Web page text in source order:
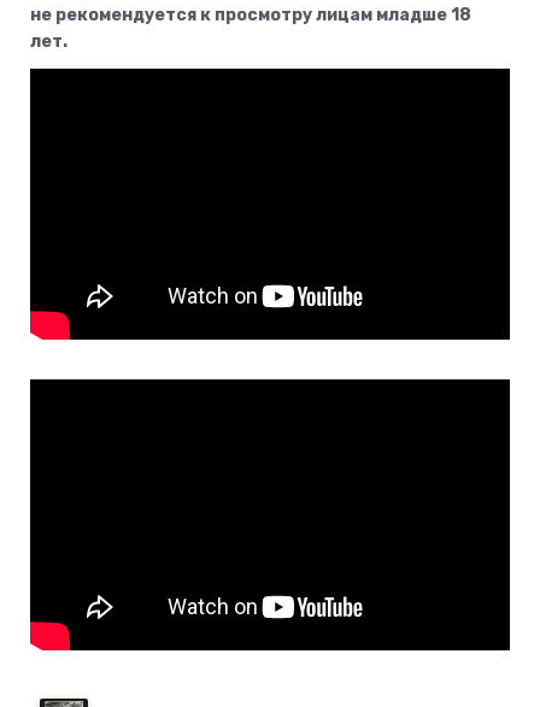
не рекомендуется к просмотру лицам младше 18
лет.